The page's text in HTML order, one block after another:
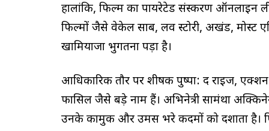
हालांकि, फिल्म का पायरेटेड संस्करण ऑनलाइन
फिल्मों जैसे वेकेल साब, लव स्टोरी, अखंड, मोस्ट
खामियाजा भुगतना पड़ा है।
आधिकारिक तौर पर शीर्षक पुष्पा: द राइज,
फासिल जैसे बड़े नाम हैं। अभिनेत्री सामंथा
उनके कामुक और उमस भरे कदमों को दर्शाता है।